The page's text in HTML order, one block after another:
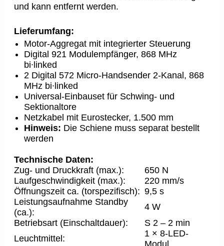
und kann entfernt werden.
Lieferumfang:
Motor-Aggregat mit integrierter Steuerung
Digital 921 Modulempfänger, 868 MHz
bi∙linked
2 Digital 572 Micro-Handsender 2-Kanal, 868
MHz bi∙linked
Universal-Einbauset für Schwing- und
Sektionaltore
Netzkabel mit Eurostecker, 1.500 mm
Hinweis: Die Schiene muss separat bestellt
werden
Technische Daten:
Zug- und Druckkraft (max.):
650 N
Laufgeschwindigkeit (max.):
220 mm/s
Öffnungszeit ca. (torspezifisch): 9,5 s
Leistungsaufnahme Standby
(ca.):
4 W
Betriebsart (Einschaltdauer):
S 2 – 2 min
Leuchtmittel:
1 × 8-LED-